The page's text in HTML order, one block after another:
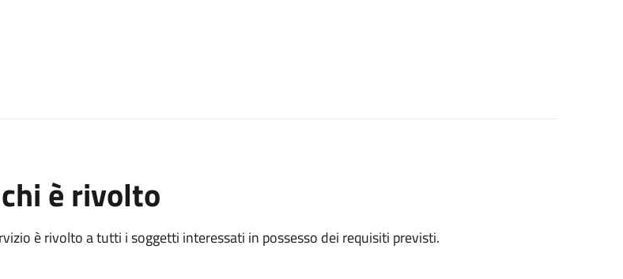
è rivolto
è rivolto a tutti i soggetti interessati in possesso dei requisiti previsti.